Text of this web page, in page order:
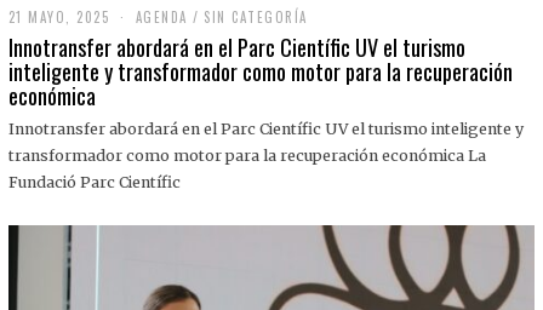
21 MAYO, 2025
M
A
Y
,
0
2
AGENDA / SIN CATEGORÍA
Innotransfer abordará en el Parc Científic UV el turismo
inteligente y transformador como motor para la recuperación
económica
Innotransfer abordará en el Parc Científic UV el turismo inteligente y
transformador como motor para la recuperación económica La
Fundació Parc Científic